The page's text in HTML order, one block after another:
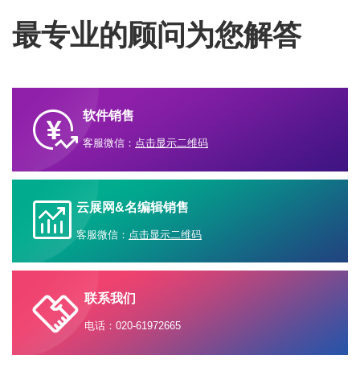
最专业的顾问为您解答
软件销售
客服微信： 点击显示二维码
云展网&名编辑销售
客服微信： 点击显示二维码
联系我们
电话：020-61972665